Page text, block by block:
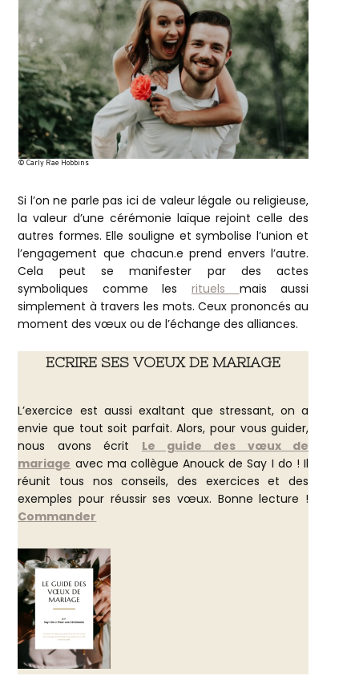
© Carly Rae Hobbins
Si l’on ne parle pas ici de valeur légale ou religieuse,
la valeur d’une cérémonie laïque rejoint celle des
autres formes. Elle souligne et symbolise l’union et
l’engagement que chacun.e prend envers l’autre.
Cela peut se manifester par des actes
symboliques comme lesrituels mais aussi
simplement à travers les mots. Ceux prononcés au
moment des vœux ou de l’échange des alliances.
ECRIRE SES VOEUX DE MARIAGE
L’exercice est aussi exaltant que stressant, on a
envie que tout soit parfait. Alors, pour vous guider,
nous avons écrit Le guide des vœux de
mariage avec ma collègue Anouck de Say I do ! Il
réunit tous nos conseils, des exercices et des
exemples pour réussir ses vœux. Bonne lecture !
Commander